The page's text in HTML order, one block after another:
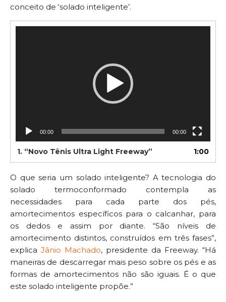
conceito de ‘solado inteligente’.
00:00 00:00
1. “Novo Tênis Ultra Light Freeway” 1:00
O que seria um solado inteligente? A tecnologia do
solado termoconformado contempla as
necessidades para cada parte dos pés,
amortecimentos específicos para o calcanhar, para
os dedos e assim por diante. “São níveis de
amortecimento distintos, construídos em três fases”,
explica Jânio Machado, presidente da Freeway. “Há
maneiras de descarregar mais peso sobre os pés e as
formas de amortecimentos não são iguais. É o que
este solado inteligente propõe.”